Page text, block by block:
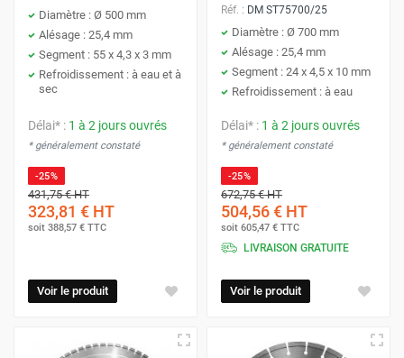
Diamètre : Ø 500 mm
Alésage : 25,4 mm
Segment : 55 x 4,3 x 3 mm
Refroidissement : à eau et à
sec
Délai* : 1 à 2 jours ouvrés
* généralement constaté
-25%
431,75 €HT
323,81 € HT
soit 388,57 € TTC
Voir le produit
Réf. : DM ST75700/25
Diamètre : Ø 700 mm
Alésage : 25,4 mm
Segment : 24 x 4,5 x 10 mm
Refroidissement : à eau
Délai* : 1 à 2 jours ouvrés
* généralement constaté
-25%
672,75 €HT
504,56 € HT
soit 605,47 € TTC
LIVRAISON GRATUITE
Voir le produit